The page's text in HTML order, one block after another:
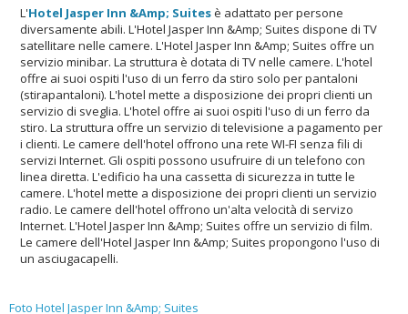
L'Hotel Jasper Inn &Amp; Suitesè adattato per persone
diversamente abili. L'Hotel Jasper Inn &Amp; Suites dispone di TV
satellitare nelle camere. L'Hotel Jasper Inn &Amp; Suites offre un
servizio minibar. La struttura è dotata di TV nelle camere. L'hotel
offre ai suoi ospiti l'uso di un ferro da stiro solo per pantaloni
(stirapantaloni). L'hotel mette a disposizione dei propri clienti un
servizio di sveglia. L'hotel offre ai suoi ospiti l'uso di un ferro da
stiro. La struttura offre un servizio di televisione a pagamento per
i clienti. Le camere dell'hotel offrono una rete WI-FI senza fili di
servizi Internet. Gli ospiti possono usufruire di un telefono con
linea diretta. L'edificio ha una cassetta di sicurezza in tutte le
camere. L'hotel mette a disposizione dei propri clienti un servizio
radio. Le camere dell'hotel offrono un'alta velocità di servizo
Internet. L'Hotel Jasper Inn &Amp; Suites offre un servizio di film.
Le camere dell'Hotel Jasper Inn &Amp; Suites propongono l'uso di
un asciugacapelli.
Foto Hotel Jasper Inn &Amp; Suites